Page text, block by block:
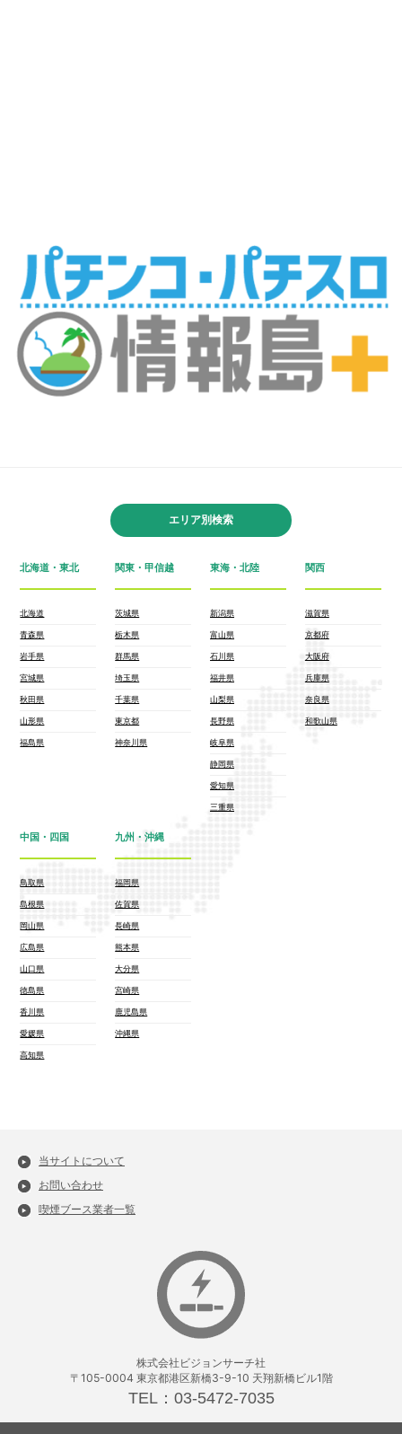
エリア別検索
北海道・東北
北海道
青森県
岩手県
宮城県
秋田県
山形県
福島県
関東・甲信越
茨城県
栃木県
群馬県
埼玉県
千葉県
東京都
神奈川県
東海・北陸
新潟県
富山県
石川県
福井県
山梨県
長野県
岐阜県
静岡県
愛知県
三重県
関西
滋賀県
京都府
大阪府
兵庫県
奈良県
和歌山県
中国・四国
鳥取県
島根県
岡山県
広島県
山口県
徳島県
香川県
愛媛県
高知県
九州・沖縄
福岡県
佐賀県
長崎県
熊本県
大分県
宮崎県
鹿児島県
沖縄県
当サイトについて
お問い合わせ
喫煙ブース業者一覧
株式会社ビジョンサーチ社
〒105-0004 東京都港区新橋3-9-10 天翔新橋ビル1階
TEL：03-5472-7035